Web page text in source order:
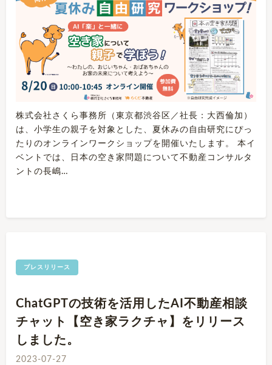
株式会社さくら事務所（東京都渋谷区／社⻑：大⻄倫加）
は、小学生の親子を対象とした、夏休みの自由研究にぴっ
たりのオンラインワークショップを開催いたします。 本イ
ベントでは、日本の空き家問題について不動産コンサルタ
ントの長嶋…
プレスリリース
ChatGPTの技術を活用したAI不動産相談
チャット【空き家ラクチャ】をリリース
しました。
2023-07-27